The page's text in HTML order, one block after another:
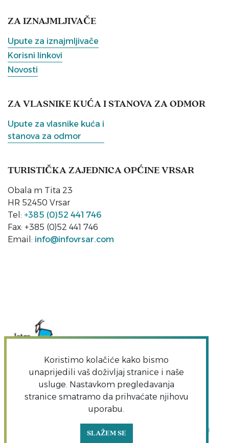
ZA IZNAJMLJIVAČE
Upute za iznajmljivače
Korisni linkovi
Novosti
ZA VLASNIKE KUĆA I STANOVA ZA ODMOR
Upute za vlasnike kuća i
stanova za odmor
TURISTIČKA ZAJEDNICA OPĆINE VRSAR
Obala m Tita 23
HR 52450 Vrsar
Tel: +385 (0)52 441 746
Fax: +385 (0)52 441 746
Email: info@infovrsar.com
Copyright TZO Vrsar | Sva prava pridržana | TZO
Koristimo kolačiće kako bismo
unaprijedili vaš doživljaj stranice i naše
usluge. Nastavkom pregledavanja
stranice smatramo da prihvaćate njihovu
uporabu.
SLAŽEM SE